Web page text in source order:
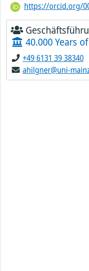
https://orcid.org/
40.000 Years
+49 6131 39 38340
ahilgner@uni-